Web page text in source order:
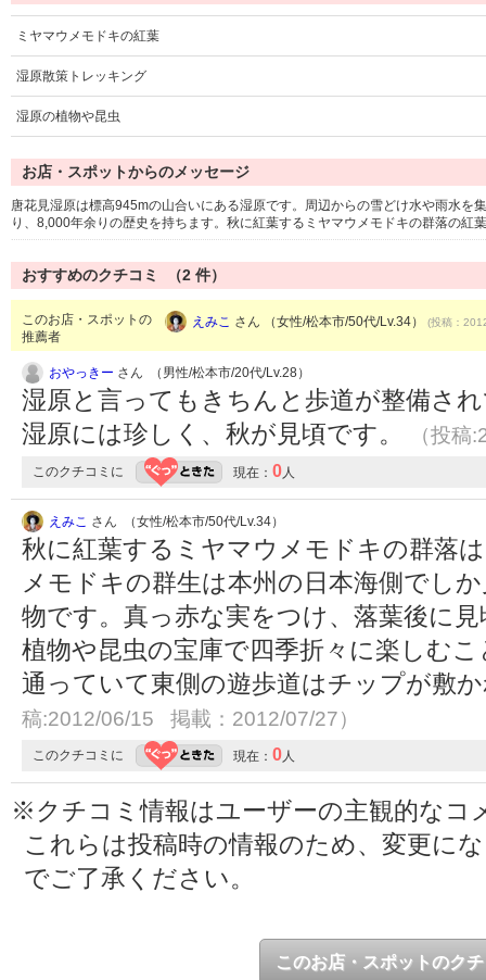
ミヤマウメモドキの紅葉
湿原散策トレッキング
湿原の植物や昆虫
お店・スポットからのメッセージ
唐花見湿原は標高945mの山合いにある湿原です。周辺からの雪どけ水や雨水
り、8,000年余りの歴史を持ちます。秋に紅葉するミヤマウメモドキの群落の紅
おすすめのクチコミ （2 件）
このお店・スポットの
推薦者
えみこ さん （女性/松本市/50代/Lv.34） (投稿：
おやっきー さん （男性/松本市/20代/Lv.28）
湿原と言ってもきちんと歩道が整備さ
湿原には珍しく、秋が見頃です。
（投
このクチコミに 現在： 0人
えみこ さん （女性/松本市/50代/Lv.34）
秋に紅葉するミヤマウメモドキの群落
メモドキの群生は本州の日本海側でし
物です。真っ赤な実をつけ、落葉後に
植物や昆虫の宝庫で四季折々に楽しむ
通っていて東側の遊歩道はチップが敷
稿:2012/06/15 掲載：2012/07/27）
このクチコミに 現在： 0人
※クチコミ情報はユーザーの主観的なコ
これらは投稿時の情報のため、変更に
でご了承ください。
このお店・スポットのク